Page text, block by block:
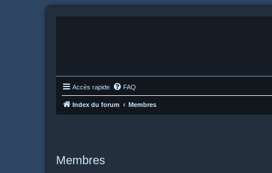
Accès rapide FAQ
Index du forum Membres
Membres